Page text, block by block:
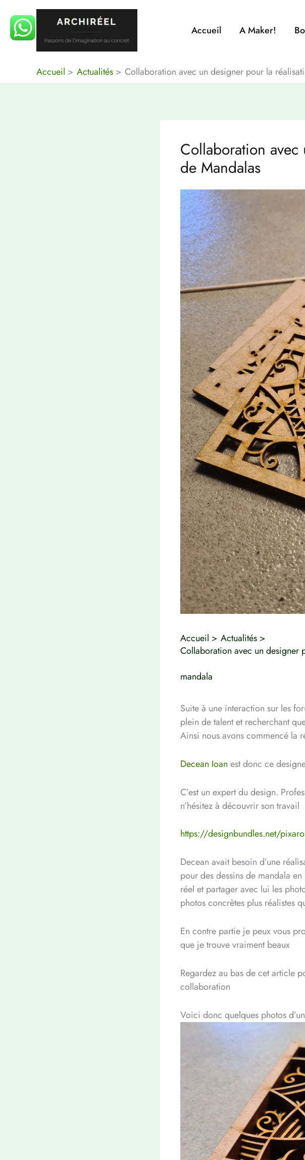
contenu
Accueil A Maker!
Accueil Actualités Collaboration avec un designer pour la
Collaboration
de Mandalas
Accueil
Actualités
Collaboration avec un designer
mandala
Suite à une interaction sur les
plein de talent et recherchant
Ainsi nous avons commencé la
Decean Ioan est donc ce
C’est un expert du design.
n’hésitez à découvrir son travail
https://designbundles.net/
Decean avait besoin d’une
pour des dessins de mandala
réel et partager avec lui les
photos concrètes plus réalistes
En contre partie je peux vous
que je trouve vraiment beaux
Regardez au bas de cet article
collaboration
Voici donc quelques photos